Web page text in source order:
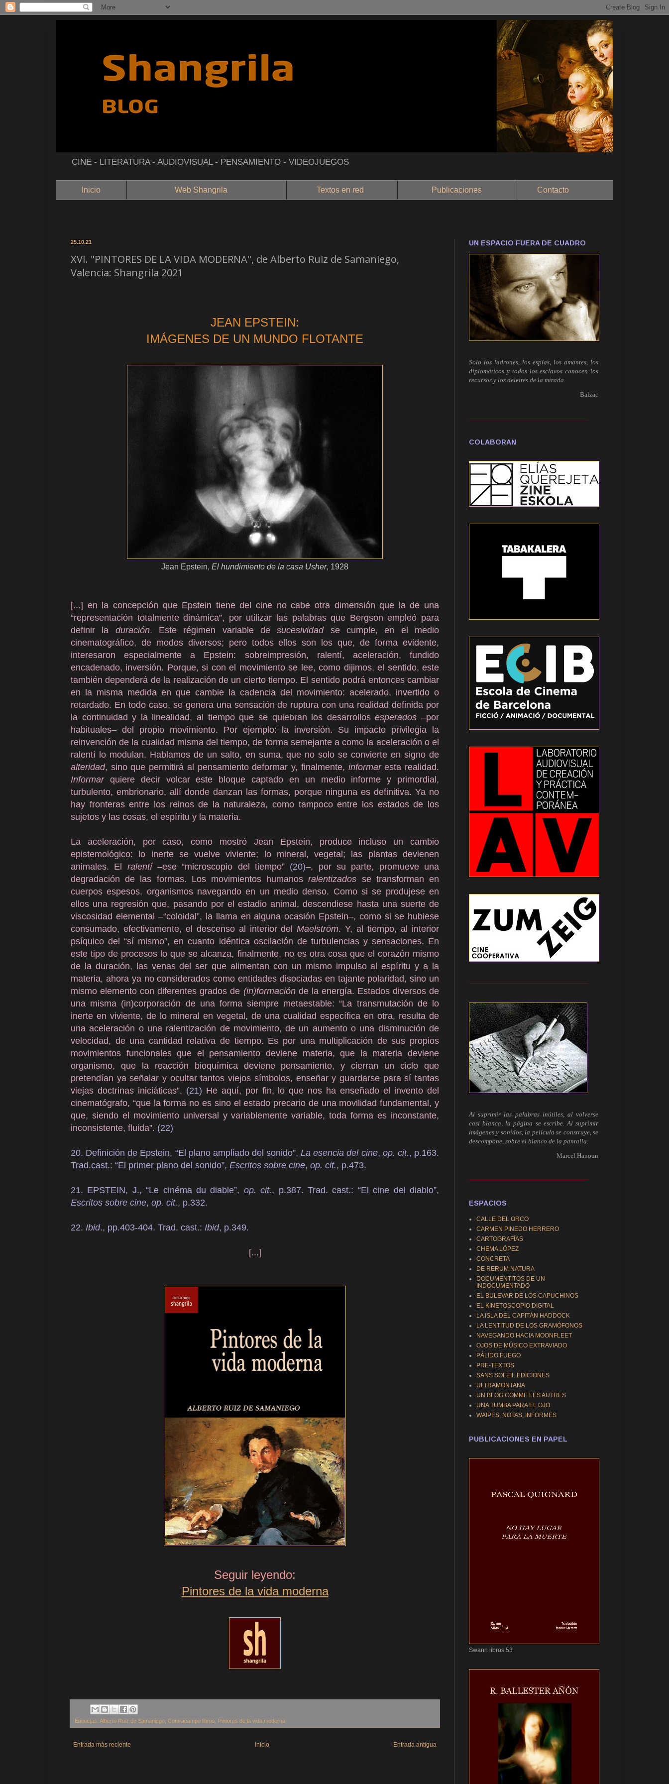
CINE - LITERATURA - AUDIOVISUAL - PENSAMIENTO - VIDEOJUEGOS
Inicio Web Shangrila Textos en red Publicaciones Contacto
25.10.21
XVI. "PINTORES DE LA VIDA MODERNA", de Alberto Ruiz de Samaniego,
Valencia: Shangrila 2021
JEAN EPSTEIN:
IMÁGENES DE UN MUNDO FLOTANTE
Jean Epstein, El hundimiento de la casa Usher, 1928
[...] en la concepción que Epstein tiene del cine no cabe otra dimensión que la de una
“representación totalmente dinámica”, por utilizar las palabras que Bergson empleó para
definir la duración. Este régimen variable desucesividadse cumple, en el medio
cinematográfico, de modos diversos; pero todos ellos son los que, de forma evidente,
interesaron especialmente a Epstein: sobreimpresión, ralentí, aceleración, fundido
encadenado, inversión. Porque, si con el movimiento se lee, como dijimos, el sentido, este
también dependerá de la realización de un cierto tiempo. El sentido podrá entonces cambiar
en la misma medida en que cambie la cadencia del movimiento: acelerado, invertido o
retardado. En todo caso, se genera una sensación de ruptura con una realidad definida por
la continuidad y la linealidad, al tiempo que se quiebran los desarrollosesperados –por
habituales– del propio movimiento. Por ejemplo: la inversión. Su impacto privilegia la
reinvención de la cualidad misma del tiempo, de forma semejante a como la aceleración o el
ralentí lo modulan. Hablamos de un salto, en suma, que no solo se convierte en signo de
alteridad, sino que permitirá al pensamiento deformar y, finalmente, informaresta realidad.
Informarquiere decir volcar este bloque captado en un medio informe y primordial,
turbulento, embrionario, allí donde danzan las formas, porque ninguna es definitiva. Ya no
hay fronteras entre los reinos de la naturaleza, como tampoco entre los estados de los
sujetos y las cosas, el espíritu y la materia.
La aceleración, por caso, como mostró Jean Epstein, produce incluso un cambio
epistemológico: lo inerte se vuelve viviente; lo mineral, vegetal; las plantas devienen
animales. El ralentí–ese “microscopio del tiempo” (20)–, por su parte, promueve una
degradación de las formas. Los movimientos humanosralentizados se transforman en
cuerpos espesos, organismos navegando en un medio denso. Como si se produjese en
ellos una regresión que, pasando por el estadio animal, descendiese hasta una suerte de
viscosidad elemental –“coloidal”, la llama en alguna ocasión Epstein–, como si se hubiese
consumado, efectivamente, el descenso al interior delMaelström. Y, al tiempo, al interior
psíquico del “sí mismo”, en cuanto idéntica oscilación de turbulencias y sensaciones. En
este tipo de procesos lo que se alcanza, finalmente, no es otra cosa que el corazón mismo
de la duración, las venas del ser que alimentan con un mismo impulso al espíritu y a la
materia, ahora ya no considerados como entidades disociadas en tajante polaridad, sino un
mismo elemento con diferentes grados de (in)formaciónde la energía. Estados diversos de
una misma (in)corporación de una forma siempre metaestable: “La transmutación de lo
inerte en viviente, de lo mineral en vegetal, de una cualidad específica en otra, resulta de
una aceleración o una ralentización de movimiento, de un aumento o una disminución de
velocidad, de una cantidad relativa de tiempo. Es por una multiplicación de sus propios
movimientos funcionales que el pensamiento deviene materia, que la materia deviene
organismo, que la reacción bioquímica deviene pensamiento, y cierran un ciclo que
pretendían ya señalar y ocultar tantos viejos símbolos, enseñar y guardarse para sí tantas
viejas doctrinas iniciáticas”. (21) He aquí, por fin, lo que nos ha enseñado el invento del
cinematógrafo, “que la forma no es sino el estado precario de una movilidad fundamental, y
que, siendo el movimiento universal y variablemente variable, toda forma es inconstante,
inconsistente, fluida”. (22)
20. Definición de Epstein, “El plano ampliado del sonido”,La esencia del cine, op. cit., p.163.
Trad.cast.: “El primer plano del sonido”, Escritos sobre cine, op. cit., p.473.
21. EPSTEIN, J., “Le cinéma du diable”, op. cit., p.387. Trad. cast.: “El cine del diablo”,
Escritos sobre cine, op. cit., p.332.
22. Ibid., pp.403-404. Trad. cast.: Ibid, p.349.
[...]
Seguir leyendo:
Pintores de la vida moderna
Etiquetas: Alberto Ruiz de Samaniego Contracampo libros Pintores de la vida moderna
Entrada más reciente Entrada antigua
Inicio
UN ESPACIO FUERA DE CUADRO
Solo los ladrones, los espías, los amantes, los
diplomáticos y todos los esclavos conocen los
recursos y los deleites de la mirada.
Balzac
------------------------------------------------------------
COLABORAN
------------------------------------------------------------
Al suprimir las palabras inútiles, al volverse
casi blanca, la página se escribe. Al suprimir
imágenes y sonidos, la película se construye, se
descompone, sobre el blanco de la pantalla.
Marcel Hanoun
------------------------------------------------------------
ESPACIOS
CALLE DEL ORCO
CARMEN PINEDO HERRERO
CARTOGRAFÍAS
CHEMA LÓPEZ
CONCRETA
DE RERUM NATURA
DOCUMENTITOS DE UN
INDOCUMENTADO
EL BULEVAR DE LOS CAPUCHINOS
EL KINETOSCOPIO DIGITAL
LA ISLA DEL CAPITÁN HADDOCK
LA LENTITUD DE LOS GRAMÓFONOS
NAVEGANDO HACIA MOONFLEET
OJOS DE MÚSICO EXTRAVIADO
PÁLIDO FUEGO
PRE-TEXTOS
SANS SOLEIL EDICIONES
ULTRAMONTANA
UN BLOG COMME LES AUTRES
UNA TUMBA PARA EL OJO
WAIPES, NOTAS, INFORMES
PUBLICACIONES EN PAPEL
Swann libros 53